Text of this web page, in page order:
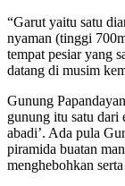
“Garut yaitu satu
nyaman (tinggi
tempat pesiar yang
datang di musim
Gunung
gunung itu satu dari
abadi’. Ada pula
piramida buatan
menghebohkan